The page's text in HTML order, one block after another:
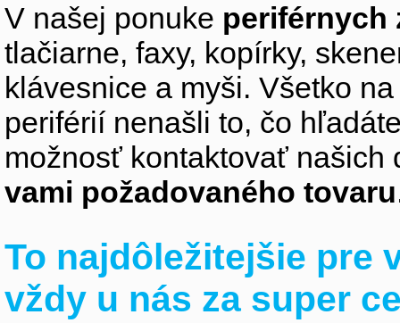
V našej ponuke periférnych
tlačiarne, faxy, kopírky,
klávesnice a myši. Všetko
periférií nenašli to, čo
možnosť kontaktovať
vami požadovaného tovaru
To najdôležitejšie pre
vždy u nás za super